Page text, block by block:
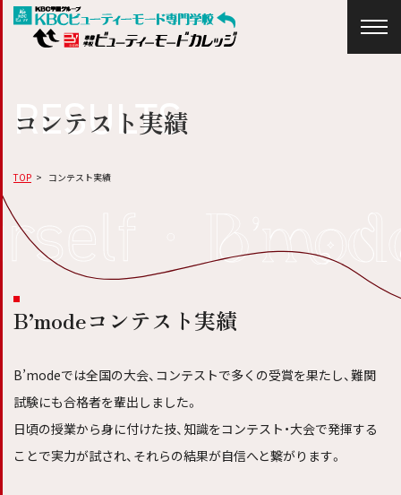
RESULTS
コンテスト実績
TOP コンテスト実績
B’modeコンテスト実績
B’modeでは全国の大会、コンテストで多くの受賞を果たし、難関
試験にも合格者を輩出しました。
日頃の授業から身に付けた技、知識をコンテスト・大会で発揮する
ことで実力が試され、それらの結果が自信へと繋がります。